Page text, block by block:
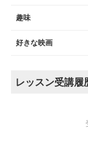
趣味
好きな映画
レッスン受講履